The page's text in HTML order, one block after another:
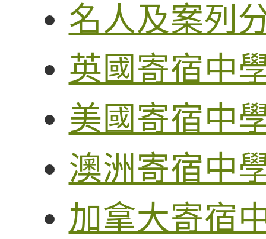
名人及案列
英國寄宿中
美國寄宿中
澳洲寄宿中
加拿大寄宿